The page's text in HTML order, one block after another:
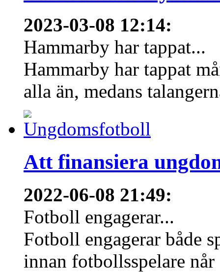
2023-03-08 12:14:
Hammarby har tappat...
Hammarby har tappat
alla än, medans
Att finansiera
2022-06-08 21:49:
Fotboll engagerar...
Fotboll engagerar både
innan fotbollsspelare